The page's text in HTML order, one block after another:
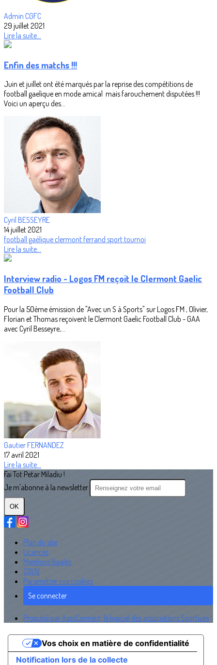
Admin CGFC
29 juillet 2021
Lire la suite...
Enfin des matchs !!!
Juin et juillet ont été marqués par la reprise des compétitions de
football gaelique en mode amical mais farouchement disputées !!!
Voici un aperçu des...
Cyril BESSEYRE
14 juillet 2021
football gaélique clermont ferrand sport tournoi
Lire la suite...
Interview radio - Logos FM reçoit le Clermont Gaelic
Football Club
Pour la 50ème émission de "Avec un S à Sports" sur Logos FM , Olivier,
Florian et Thomas reçoivent le Clermont Gaelic Football Club - GAA
avec Cyril Besseyre,...
Gautier FERNANDEZ
17 avril 2021
Lire la suite...
Fai Tot Petar Miladiu !
Je m'abonne à la newsletter
OK
Plan du site
Licences
Mentions légales
CGUV
Paramétrer vos cookies
Se connecter
Propulsé par AssoConnect, le logiciel des associations Sportives
Notification lors de la collecte
Vos choix en matière de confidentialité